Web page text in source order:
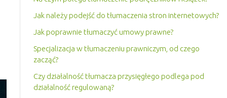
Jak należy podejść do tłumaczenia stron internetowych?
Jak poprawnie tłumaczyć umowy prawne?
Specjalizacja w tłumaczeniu prawniczym, od czego
zacząć?
Czy działalność tłumacza przysięgłego podlega pod
działalność regulowaną?